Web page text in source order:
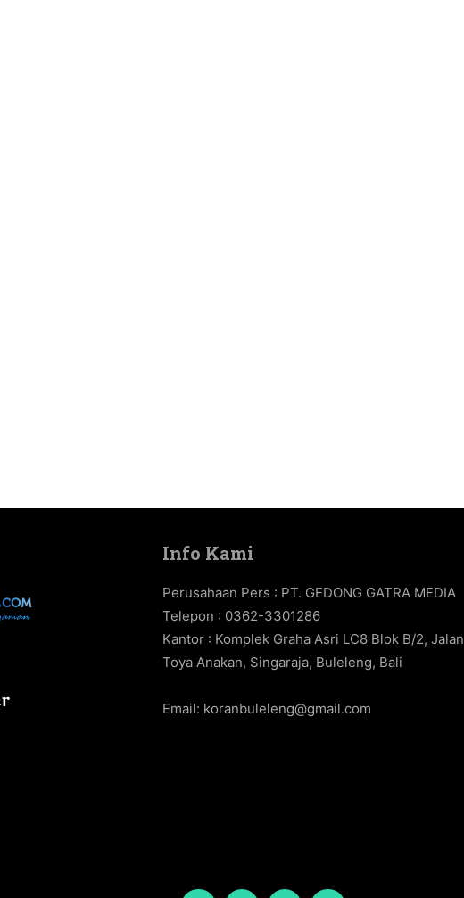
Info Kami
Perusahaan Pers : PT. GEDONG GATRA MEDIA
Telepon : 0362-3301286
Kantor : Komplek Graha Asri LC8 Blok B/2, Jalan
Toya Anakan, Singaraja, Buleleng, Bali
Email: koranbuleleng@gmail.com